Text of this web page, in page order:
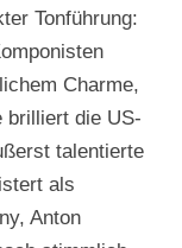
Tonführung:
Charme,
brilliert die US-
talentierte
als
Anton